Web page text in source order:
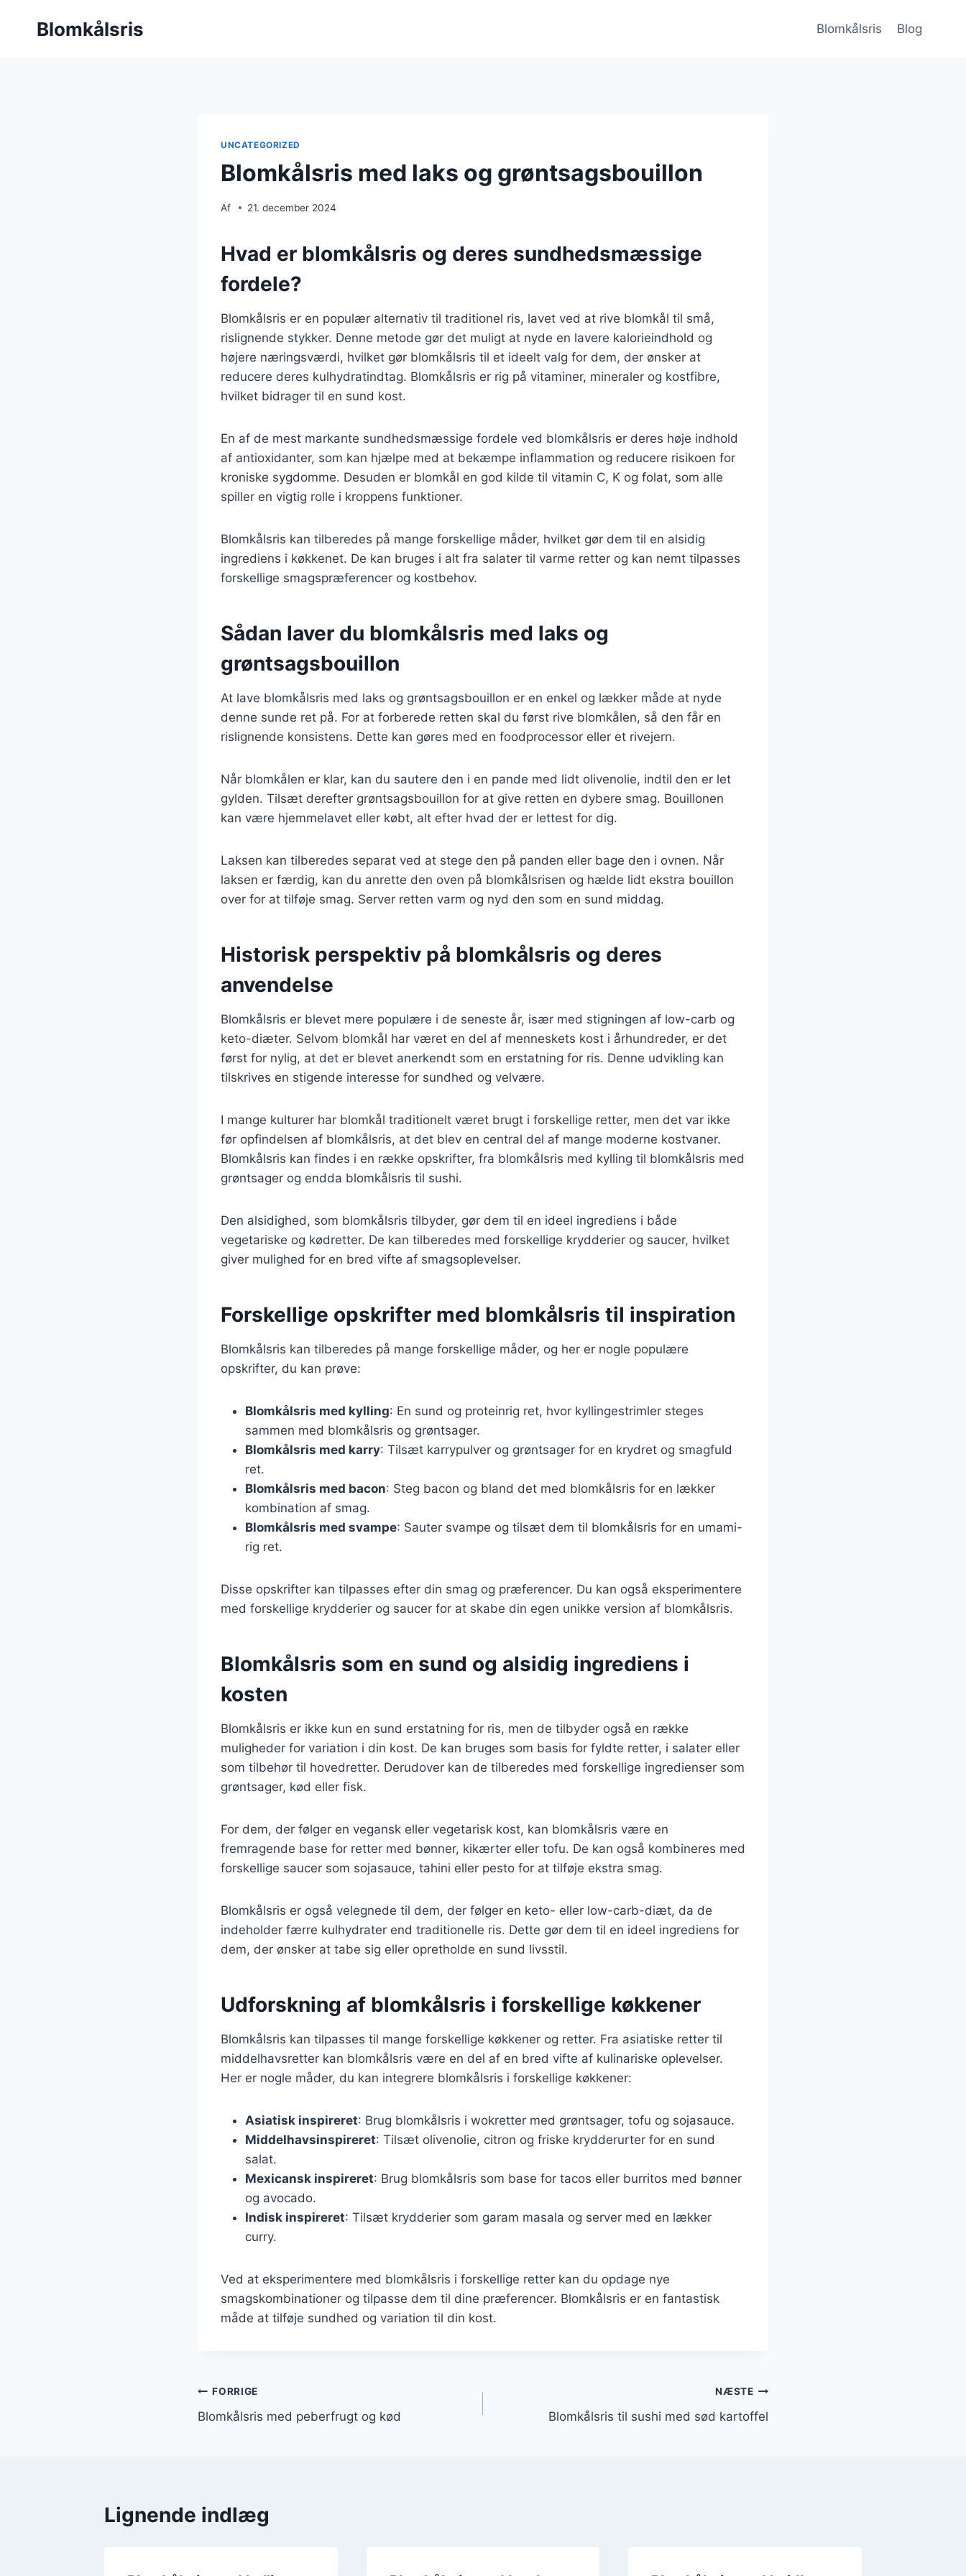
Blomkålsris Blomkålsris Blog
UNCATEGORIZED
Blomkålsris med laks og grøntsagsbouillon
Af 21. december 2024
Hvad er blomkålsris og deres sundhedsmæssige
fordele?
Blomkålsris er en populær alternativ til traditionel ris, lavet ved at rive blomkål til små,
rislignende stykker. Denne metode gør det muligt at nyde en lavere kalorieindhold og
højere næringsværdi, hvilket gør blomkålsris til et ideelt valg for dem, der ønsker at
reducere deres kulhydratindtag. Blomkålsris er rig på vitaminer, mineraler og kostfibre,
hvilket bidrager til en sund kost.
En af de mest markante sundhedsmæssige fordele ved blomkålsris er deres høje indhold
af antioxidanter, som kan hjælpe med at bekæmpe inflammation og reducere risikoen for
kroniske sygdomme. Desuden er blomkål en god kilde til vitamin C, K og folat, som alle
spiller en vigtig rolle i kroppens funktioner.
Blomkålsris kan tilberedes på mange forskellige måder, hvilket gør dem til en alsidig
ingrediens i køkkenet. De kan bruges i alt fra salater til varme retter og kan nemt tilpasses
forskellige smagspræferencer og kostbehov.
Sådan laver du blomkålsris med laks og
grøntsagsbouillon
At lave blomkålsris med laks og grøntsagsbouillon er en enkel og lækker måde at nyde
denne sunde ret på. For at forberede retten skal du først rive blomkålen, så den får en
rislignende konsistens. Dette kan gøres med en foodprocessor eller et rivejern.
Når blomkålen er klar, kan du sautere den i en pande med lidt olivenolie, indtil den er let
gylden. Tilsæt derefter grøntsagsbouillon for at give retten en dybere smag. Bouillonen
kan være hjemmelavet eller købt, alt efter hvad der er lettest for dig.
Laksen kan tilberedes separat ved at stege den på panden eller bage den i ovnen. Når
laksen er færdig, kan du anrette den oven på blomkålsrisen og hælde lidt ekstra bouillon
over for at tilføje smag. Server retten varm og nyd den som en sund middag.
Historisk perspektiv på blomkålsris og deres
anvendelse
Blomkålsris er blevet mere populære i de seneste år, især med stigningen af low-carb og
keto-diæter. Selvom blomkål har været en del af menneskets kost i århundreder, er det
først for nylig, at det er blevet anerkendt som en erstatning for ris. Denne udvikling kan
tilskrives en stigende interesse for sundhed og velvære.
I mange kulturer har blomkål traditionelt været brugt i forskellige retter, men det var ikke
før opfindelsen af blomkålsris, at det blev en central del af mange moderne kostvaner.
Blomkålsris kan findes i en række opskrifter, fra blomkålsris med kylling til blomkålsris med
grøntsager og endda blomkålsris til sushi.
Den alsidighed, som blomkålsris tilbyder, gør dem til en ideel ingrediens i både
vegetariske og kødretter. De kan tilberedes med forskellige krydderier og saucer, hvilket
giver mulighed for en bred vifte af smagsoplevelser.
Forskellige opskrifter med blomkålsris til inspiration
Blomkålsris kan tilberedes på mange forskellige måder, og her er nogle populære
opskrifter, du kan prøve:
Blomkålsris med kylling: En sund og proteinrig ret, hvor kyllingestrimler steges
sammen med blomkålsris og grøntsager.
Blomkålsris med karry: Tilsæt karrypulver og grøntsager for en krydret og smagfuld
ret.
Blomkålsris med bacon: Steg bacon og bland det med blomkålsris for en lækker
kombination af smag.
Blomkålsris med svampe: Sauter svampe og tilsæt dem til blomkålsris for en umami-
rig ret.
Disse opskrifter kan tilpasses efter din smag og præferencer. Du kan også eksperimentere
med forskellige krydderier og saucer for at skabe din egen unikke version af blomkålsris.
Blomkålsris som en sund og alsidig ingrediens i
kosten
Blomkålsris er ikke kun en sund erstatning for ris, men de tilbyder også en række
muligheder for variation i din kost. De kan bruges som basis for fyldte retter, i salater eller
som tilbehør til hovedretter. Derudover kan de tilberedes med forskellige ingredienser som
grøntsager, kød eller fisk.
For dem, der følger en vegansk eller vegetarisk kost, kan blomkålsris være en
fremragende base for retter med bønner, kikærter eller tofu. De kan også kombineres med
forskellige saucer som sojasauce, tahini eller pesto for at tilføje ekstra smag.
Blomkålsris er også velegnede til dem, der følger en keto- eller low-carb-diæt, da de
indeholder færre kulhydrater end traditionelle ris. Dette gør dem til en ideel ingrediens for
dem, der ønsker at tabe sig eller opretholde en sund livsstil.
Udforskning af blomkålsris i forskellige køkkener
Blomkålsris kan tilpasses til mange forskellige køkkener og retter. Fra asiatiske retter til
middelhavsretter kan blomkålsris være en del af en bred vifte af kulinariske oplevelser.
Her er nogle måder, du kan integrere blomkålsris i forskellige køkkener:
Asiatisk inspireret: Brug blomkålsris i wokretter med grøntsager, tofu og sojasauce.
Middelhavsinspireret: Tilsæt olivenolie, citron og friske krydderurter for en sund
salat.
Mexicansk inspireret: Brug blomkålsris som base for tacos eller burritos med bønner
og avocado.
Indisk inspireret: Tilsæt krydderier som garam masala og server med en lækker
curry.
Ved at eksperimentere med blomkålsris i forskellige retter kan du opdage nye
smagskombinationer og tilpasse dem til dine præferencer. Blomkålsris er en fantastisk
måde at tilføje sundhed og variation til din kost.
Indlægsnavigation
FORRIGE
Blomkålsris med peberfrugt og kød
NÆSTE
Blomkålsris til sushi med sød kartoffel
Lignende indlæg